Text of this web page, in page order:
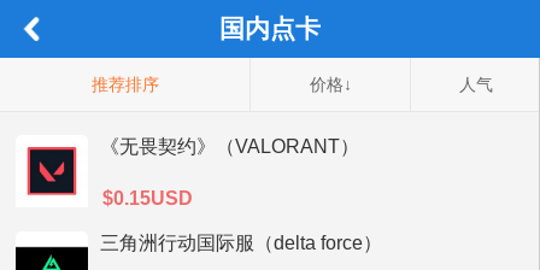
国内点卡
推荐排序 价格↓ 人气
《无畏契约》（VALORANT）
$0.15USD
三角洲行动国际服（delta force）